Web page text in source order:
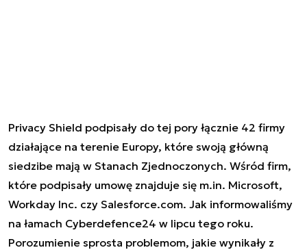
Privacy Shield podpisały do tej pory łącznie 42 firmy
działające na terenie Europy, które swoją główną
siedzibe mają w Stanach Zjednoczonych. Wśród firm,
które podpisały umowę znajduje się m.in. Microsoft,
Workday Inc. czy Salesforce.com. Jak informowaliśmy
na łamach Cyberdefence24 w lipcu tego roku.
Porozumienie sprosta problemom, jakie wynikały z